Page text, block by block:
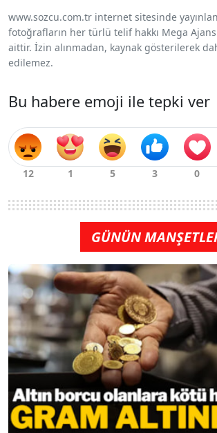
www.sozcu.com.tr internet sitesinde
fotoğrafların her türlü telif hakkı Mega Ajans
aittir. İzin alınmadan, kaynak gösterilerek
edilemez.
Bu habere emoji ile tepki ver
GÜNÜN